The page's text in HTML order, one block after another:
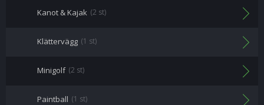
Kanot & Kajak (2 st)
Klättervägg (1 st)
Minigolf (2 st)
Paintball (1 st)